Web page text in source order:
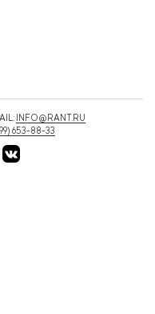
INFO@RANT.RU
653-88-33